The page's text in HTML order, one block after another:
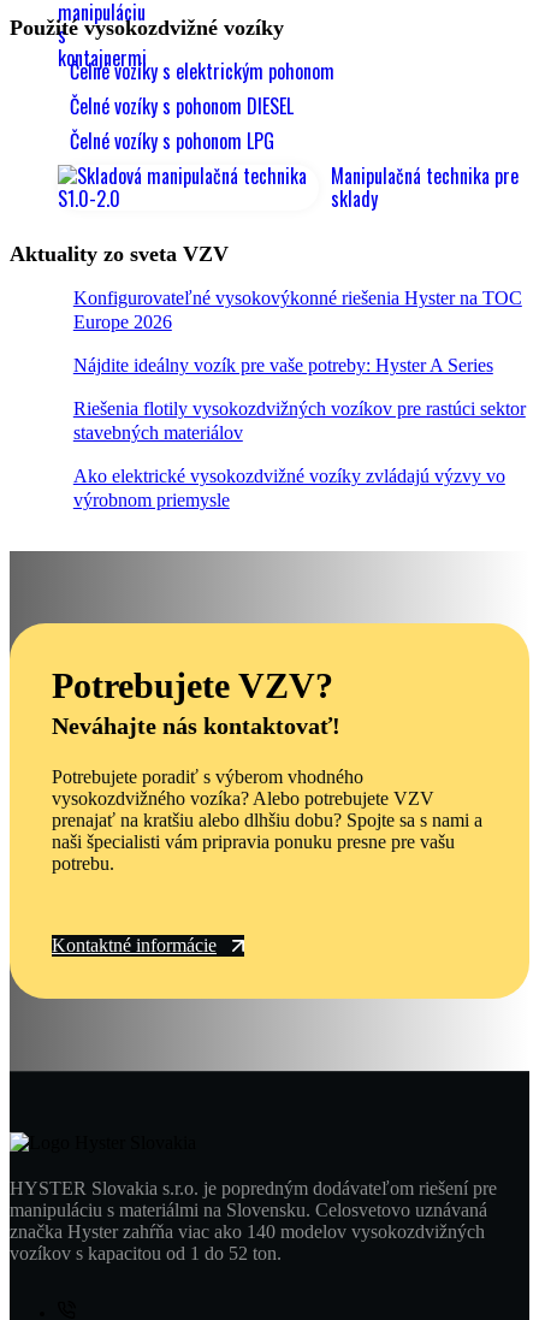
Použité vysokozdvižné vozíky
Čelné vozíky s elektrickým pohonom
Čelné vozíky s pohonom DIESEL
Čelné vozíky s pohonom LPG
Manipulačná technika pre
sklady
Aktuality zo sveta VZV
Konfigurovateľné vysokovýkonné riešenia Hyster na TOC
Europe 2026
Nájdite ideálny vozík pre vaše potreby: Hyster A Series
Riešenia flotily vysokozdvižných vozíkov pre rastúci sektor
stavebných materiálov
Ako elektrické vysokozdvižné vozíky zvládajú výzvy vo
výrobnom priemysle
Potrebujete VZV?
Neváhajte nás kontaktovať!
Potrebujete poradiť s výberom vhodného
vysokozdvižného vozíka? Alebo potrebujete VZV
prenajať na kratšiu alebo dlhšiu dobu? Spojte sa s nami a
naši špecialisti vám pripravia ponuku presne pre vašu
potrebu.
Kontaktné informácie
HYSTER Slovakia s.r.o. je popredným dodávateľom riešení pre
manipuláciu s materiálmi na Slovensku. Celosvetovo uznávaná
značka Hyster zahŕňa viac ako 140 modelov vysokozdvižných
vozíkov s kapacitou od 1 do 52 ton.